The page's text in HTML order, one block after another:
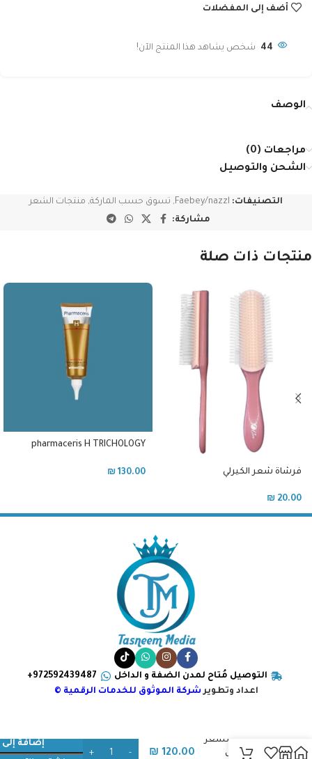
أضف إلى المفضلات
44 شخص يشاهد هذا المنتج الآن!
الوصف
مراجعات (0)
الشحن والتوصيل
التصنيفات: Faebey/nazzl
, تسوق حسب الماركة, منتجات الشعر
مشاركة:
منتجات ذات صلة
فرشاة شعر الكيرلي
₪ 20.00
pharmaceris H TRICHOLOGY
WITH HAIR LOSS AND DANDRUFF
₪ 130.00
التوصيل مُتاح لمدن الضفة و الداخل
972592439487+
اعداد وتطوير شركة الموثوق للخدمات الرقمية ©
فيتامين الشعر
من إليبس
₪ 120.00
إضافة